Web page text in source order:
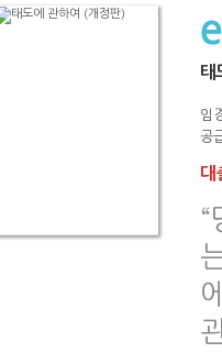
태
임
공
대